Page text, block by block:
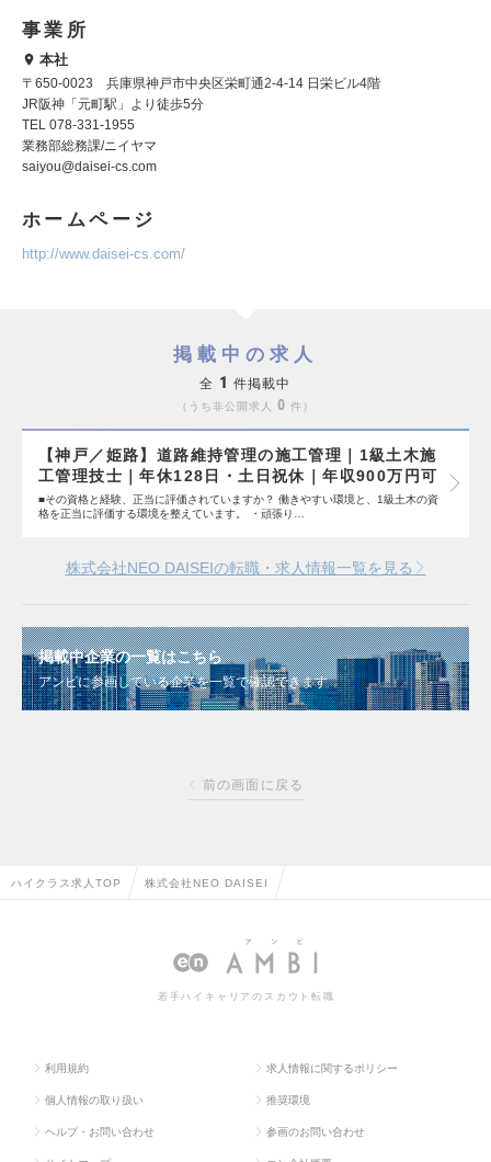
事業所
本社
〒650-0023 兵庫県神戸市中央区栄町通2-4-14 日栄ビル4階
JR阪神「元町駅」より徒歩5分
TEL 078-331-1955
業務部総務課/ニイヤマ
saiyou@daisei-cs.com
ホームページ
http://www.daisei-cs.com/
掲載中の求人
全 1 件掲載中
うち非公開求人 0 件
【神戸／姫路】道路維持管理の施工管理｜1級土木施
工管理技士｜年休128日・土日祝休｜年収900万円可
■その資格と経験、正当に評価されていますか？ 働きやすい環境と、1級土木の資
格を正当に評価する環境を整えています。 ・頑張り…
株式会社NEO DAISEIの転職・求人情報一覧を見る
掲載中企業の一覧はこちら
アンビに参画している企業を一覧で確認できます
前の画面に戻る
ハイクラス求人TOP 株式会社NEO DAISEI
若手ハイキャリアのスカウト転職
利用規約 求人情報に関するポリシー
個人情報の取り扱い 推奨環境
ヘルプ・お問い合わせ 参画のお問い合わせ